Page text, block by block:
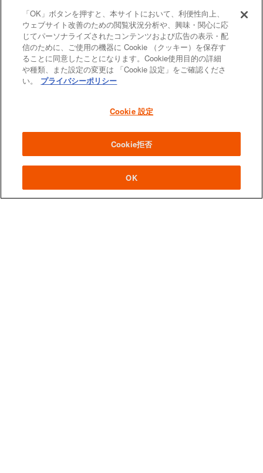
スチールホーロー
フライパン
「OK」ボタンを押すと、本サイトにおいて、利便性向上、
ウェブサイト改善のための閲覧状況分析や、興味・関心に応
じてパーソナライズされたコンテンツおよび広告の表示・配
信のために、ご使用の機器に Cookie （クッキー）を保存す
ることに同意したことになります。Cookie使用目的の詳細
や種類、また設定の変更は 「Cookie 設定」をご確認くださ
い。
プライバシーポリシー
Cookie 設定
Cookie拒否
OK